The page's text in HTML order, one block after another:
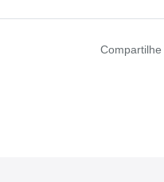
Compartilhe